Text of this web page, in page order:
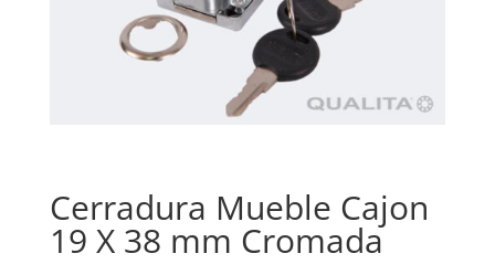
Cerradura Mueble Cajon
19 X 38 mm Cromada